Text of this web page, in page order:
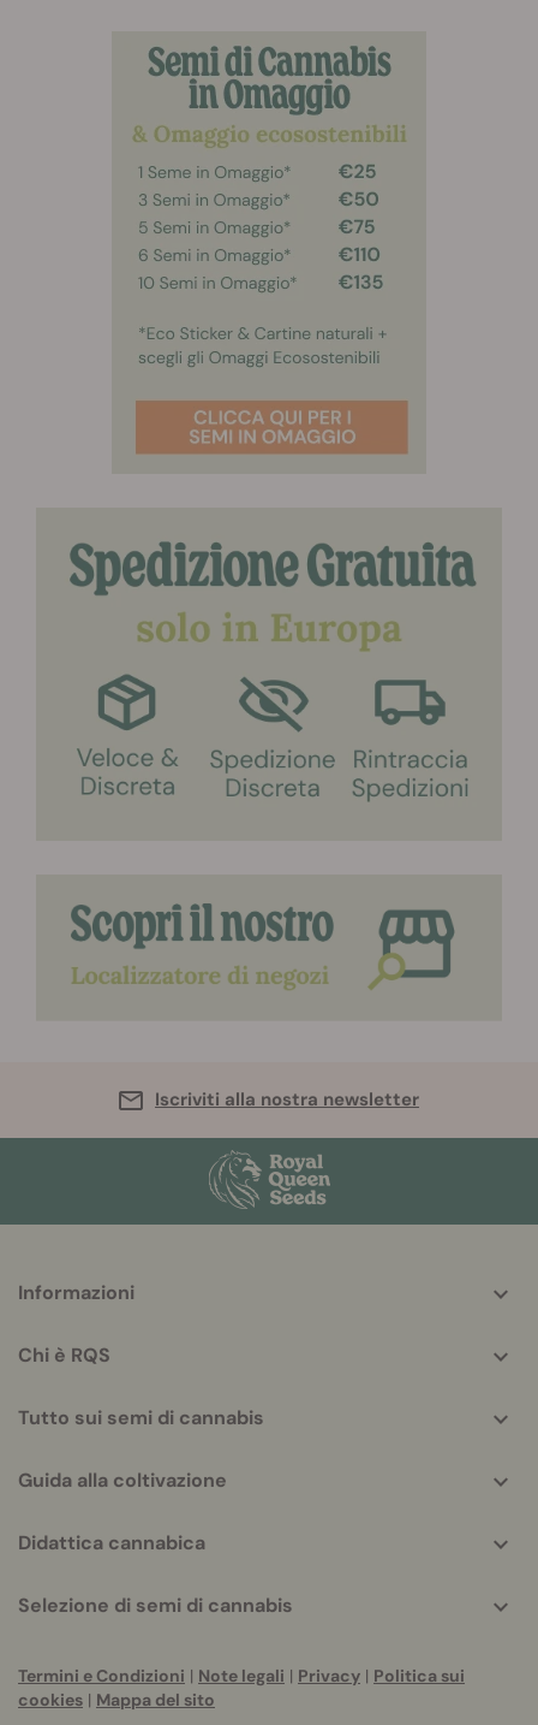
Iscriviti alla nostra newsletter
helpful
Informazioni
Chi è RQS
Tutto sui semi di cannabis
Guida alla coltivazione
Didattica cannabica
Selezione di semi di cannabis
Termini e Condizioni | Note legali | Privacy | Politica sui
cookies | Mappa del sito